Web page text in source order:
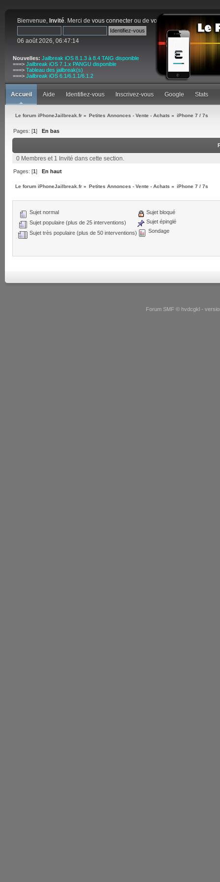
Bienvenue, Invité. Merci de vous connecter ou de vous inscrire
06 août 2026, 06:47:14
Nouvelles: Jailbreak iOS 8.1.3 à 8.4 TAIG disponible
===> Jailbreak iOS 7.1.x PANGU disponible
===> Tableau des jailbreak(s)
===> Jailbreak iOS 6.1/6.1.1/6.1.2
Accueil Aide Identifiez-vous Inscrivez-vous Google Stats
Le forum iPhoneJailbreak.fr » Petites Annonces - Vente - Achats » iPhone 7 / 7s
Pages: [1] En bas
0 Membres et 1 Invité dans cette section.
Pages: [1]En haut
Le forum iPhoneJailbreak.fr » Petites Annonces - Vente - Achats » iPhone 7 / 7s
Sujet normal
Sujet populaire (plus de 25 interventions)
Sujet très populaire (plus de 50 interventions)
Sujet bloqué
Sujet épinglé
Sondage
Forum SMF © hvdcgkl -